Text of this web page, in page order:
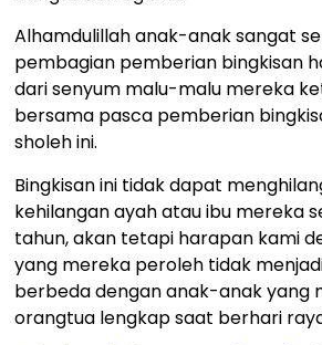
Alhamdulillah anak-anak sangat
pembagian pemberian bingkisan
dari senyum malu-malu mereka
bersama pasca pemberian
sholeh ini.
Bingkisan ini tidak dapat
kehilangan ayah atau ibu mereka
tahun, akan tetapi harapan kami
yang mereka peroleh tidak
berbeda dengan anak-anak yang
orangtua lengkap saat berhari